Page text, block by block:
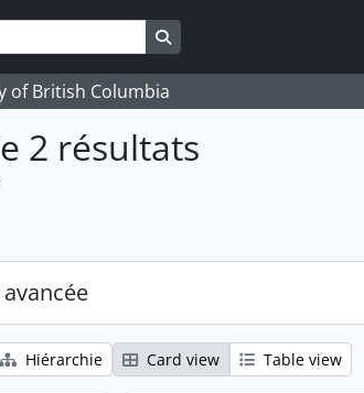
Search in browse page
of British Columbia
2 résultats
Hiérarchie Card view Table view